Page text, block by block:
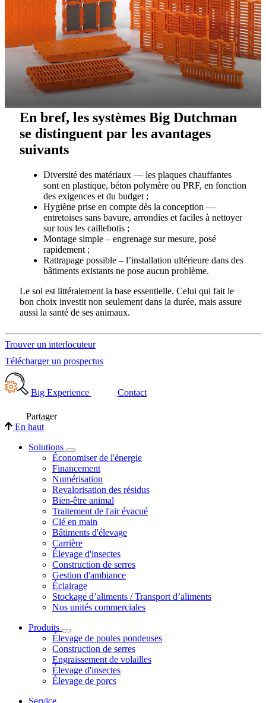
En bref, les systèmes Big Dutchman
se distinguent par les avantages
suivants
Diversité des matériaux — les plaques chauffantes
sont en plastique, béton polymère ou PRF, en fonction
des exigences et du budget ;
Hygiène prise en compte dès la conception —
entretoises sans bavure, arrondies et faciles à nettoyer
sur tous les caillebotis ;
Montage simple – engrenage sur mesure, posé
rapidement ;
Rattrapage possible – l’installation ultérieure dans des
bâtiments existants ne pose aucun problème.
Le sol est littéralement la base essentielle. Celui qui fait le
bon choix investit non seulement dans la durée, mais assure
aussi la santé de ses animaux.
Trouver un interlocuteur
Télécharger un prospectus
Big Experience Contact
Partager
En haut
Solutions
Économiser de l'énergie
Financement
Numérisation
Revalorisation des résidus
Bien-être animal
Traitement de l'air évacué
Clé en main
Bâtiments d'élevage
Carrière
Élevage d'insectes
Construction de serres
Gestion d'ambiance
Éclairage
Stockage d’aliments / Transport d’aliments
Nos unités commerciales
Produits
Élevage de poules pondeuses
Construction de serres
Engraissement de volailles
Élevage d'insectes
Élevage de porcs
Service